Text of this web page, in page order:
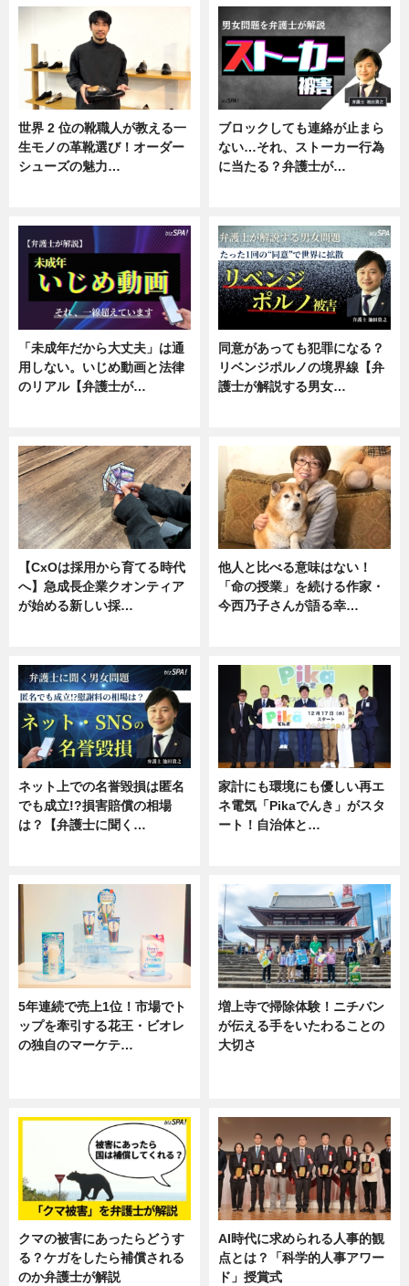
世界 2 位の靴職人が教える一
生モノの革靴選び！オーダー
シューズの魅力…
ブロックしても連絡が止まら
ない…それ、ストーカー行為
に当たる？弁護士が…
「未成年だから大丈夫」は通
用しない。いじめ動画と法律
のリアル【弁護士が…
同意があっても犯罪になる？
リベンジポルノの境界線【弁
護士が解説する男女…
【CxOは採用から育てる時代
へ】急成長企業クオンティア
が始める新しい採…
他人と比べる意味はない！
「命の授業」を続ける作家・
今西乃子さんが語る幸…
ネット上での名誉毀損は匿名
でも成立!?損害賠償の相場
は？【弁護士に聞く…
家計にも環境にも優しい再エ
ネ電気「Pikaでんき」がスタ
ート！自治体と…
5年連続で売上1位！市場でト
ップを牽引する花王・ビオレ
の独自のマーケテ…
増上寺で掃除体験！ニチバン
が伝える手をいたわることの
大切さ
クマの被害にあったらどうす
る？ケガをしたら補償される
のか弁護士が解説
AI時代に求められる人事的観
点とは？「科学的人事アワー
ド」授賞式